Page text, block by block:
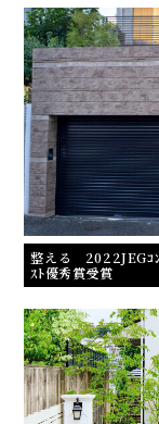
整える 2022JEGｺ
ｽﾄ優秀賞受賞